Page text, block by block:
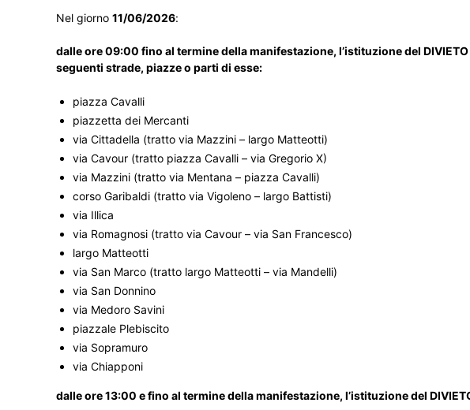
Nel giorno 11/06/2026:
dalle ore 09:00 fino al termine della manifestazione, l’istituzione del DIVIETO
seguenti strade, piazze o parti di esse:
piazza Cavalli
piazzetta dei Mercanti
via Cittadella (tratto via Mazzini – largo Matteotti)
via Cavour (tratto piazza Cavalli – via Gregorio X)
via Mazzini (tratto via Mentana – piazza Cavalli)
corso Garibaldi (tratto via Vigoleno – largo Battisti)
via Illica
via Romagnosi (tratto via Cavour – via San Francesco)
largo Matteotti
via San Marco (tratto largo Matteotti – via Mandelli)
via San Donnino
via Medoro Savini
piazzale Plebiscito
via Sopramuro
via Chiapponi
dalle ore 13:00 e fino al termine della manifestazione, l’istituzione del